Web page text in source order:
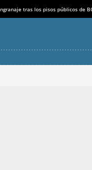
tras los pisos públicos de